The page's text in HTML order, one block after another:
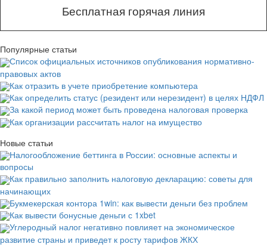
Бесплатная горячая линия
Популярные статьи
Список официальных источников опубликования нормативно-
правовых актов
Как отразить в учете приобретение компьютера
Как определить статус (резидент или нерезидент) в целях НДФЛ
За какой период может быть проведена налоговая проверка
Как организации рассчитать налог на имущество
Новые статьи
Налогообложение беттинга в России: основные аспекты и
вопросы
Как правильно заполнить налоговую декларацию: советы для
начинающих
Букмекерская контора 1win: как вывести деньги без проблем
Как вывести бонусные деньги с 1xbet
Углеродный налог негативно повлияет на экономическое
развитие страны и приведет к росту тарифов ЖКХ